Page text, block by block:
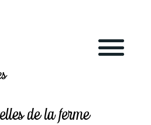
de la ferme